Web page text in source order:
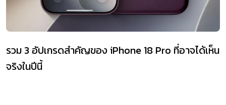
รวม 3 อัปเกรดสำคัญของ iPhone 18 Pro ที่อาจได้เห็น
จริงในปีนี้